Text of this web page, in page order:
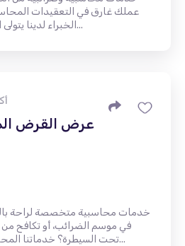
عملك غارق في التعقيدات
الخبراء لدينا يتولى الأمر نيابةً عنك. نحن مت...
عرض القرض
خدمات محاسبية متخصصة لراحة
في موسم الضرائب، أو تكافح
تحت السيطرة؟ خدماتنا المحاسبية المتخصصة موجو...